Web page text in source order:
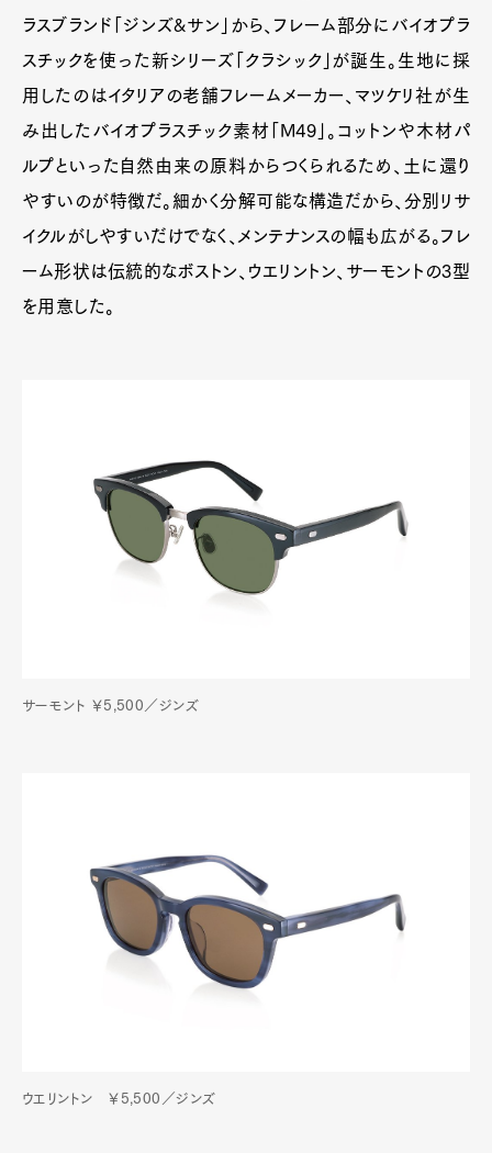
ラスブランド「ジンズ&サン」から、フレーム部分にバイオプラ
スチックを使った新シリーズ「クラシック」が誕生。生地に採
用したのはイタリアの老舗フレームメーカー、マツケリ社が生
み出したバイオプラスチック素材「M49」。コットンや木材パ
ルプといった自然由来の原料からつくられるため、土に還り
やすいのが特徴だ。細かく分解可能な構造だから、分別リサ
イクルがしやすいだけでなく、メンテナンスの幅も広がる。フレ
ーム形状は伝統的なボストン、ウエリントン、サーモントの3型
を用意した。
サーモント ￥5,500／ジンズ
ウエリントン ￥5,500／ジンズ